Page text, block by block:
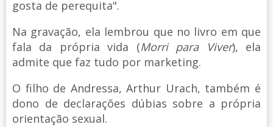
gosta de perequita".
Na gravação, ela lembrou que no livro em que
fala da própria vida (Morri para Viver), ela
admite que faz tudo por marketing.
O filho de Andressa, Arthur Urach, também é
dono de declarações dúbias sobre a própria
orientação sexual.